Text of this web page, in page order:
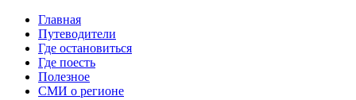
Главная
Путеводители
Где остановиться
Где поесть
Полезное
СМИ о регионе